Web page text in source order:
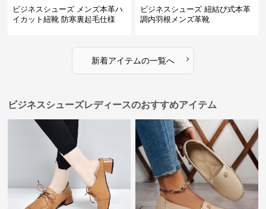
ビジネスシューズ メンズ本革ハ
イカット紐靴 防寒裏起毛仕様
ビジネスシューズ 紐結び式本革
調内羽根メンズ革靴
新着アイテムの一覧へ ›
ビジネスシューズレディースのおすすめアイテム